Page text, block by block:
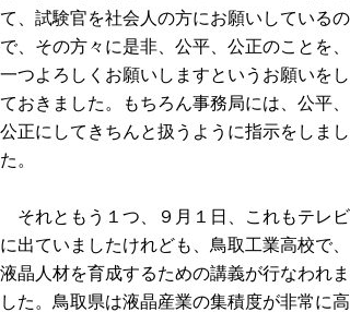
て、試験官を社会人の方にお願いしているの
で、その方々に是非、公平、公正のことを、
一つよろしくお願いしますというお願いをし
ておきました。もちろん事務局には、公平、
公正にしてきちんと扱うように指示をしまし
た。
それともう１つ、９月１日、これもテレビ
に出ていましたけれども、鳥取工業高校で、
液晶人材を育成するための講義が行なわれま
した。鳥取県は液晶産業の集積度が非常に高